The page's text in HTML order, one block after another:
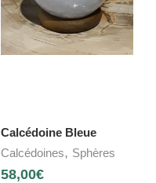
Calcédoine Bleue
Calcédoines, Sphères
58,00€